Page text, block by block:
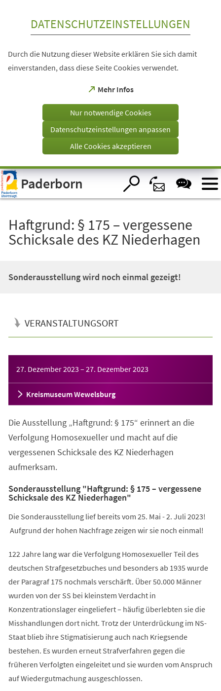
Visuelle
Assistenzsoftware
öffnen.
DATENSCHUTZEINSTELLUNGEN
Durch die Nutzung dieser Website erklären Sie sich damit
einverstanden, dass diese Seite Cookies verwendet.
Mehr Infos
(Öffnet
einem
Tab)
Nur notwendige Cookies
Datenschutzeinstellungen anpassen
Alle Cookies akzeptieren
Paderborn
Haftgrund: § 175 – vergessene
Schicksale des KZ Niederhagen
Sonderausstellung wird noch einmal gezeigt!
VERANSTALTUNGSORT
27. Dezember 2023 – 27. Dezember 2023
Kreismuseum Wewelsburg
Die Ausstellung „Haftgrund: § 175“ erinnert an die
Verfolgung Homosexueller und macht auf die
vergessenen Schicksale des KZ Niederhagen
aufmerksam.
Sonderausstellung "Haftgrund: § 175 – vergessene
Schicksale des KZ Niederhagen"
Die Sonderausstellung lief bereits vom 25. Mai - 2. Juli 2023!
Aufgrund der hohen Nachfrage zeigen wir sie noch einmal!
122 Jahre lang war die Verfolgung Homosexueller Teil des
deutschen Strafgesetzbuches und besonders ab 1935 wurde
der Paragraf 175 nochmals verschärft. Über 50.000 Männer
wurden von der SS bei kleinstem Verdacht in
Konzentrationslager eingeliefert – häufig überlebten sie die
Misshandlungen dort nicht. Trotz der Unterdrückung im NS-
Staat blieb ihre Stigmatisierung auch nach Kriegsende
bestehen. Es wurden erneut Strafverfahren gegen die
früheren Verfolgten eingeleitet und sie wurden vom Anspruch
auf Wiedergutmachung ausgeschlossen.